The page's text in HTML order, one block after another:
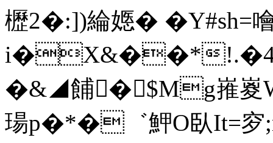
櫪2�:])綸嫕� �Y#sh=
i�X&��*!.�4
�&◢餔�$Mg嶊嵏
瑒p�*�゛魻O臥It=穸